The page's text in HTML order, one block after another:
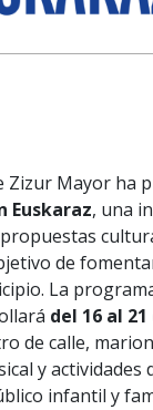
Zizur Mayor ha
Euskaraz, una
de
La
del 16 al
de calle,
y actividades
infantil y